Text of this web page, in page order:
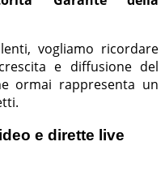
vogliamo ricordare
e diffusione del
ormai rappresenta un
e dirette live